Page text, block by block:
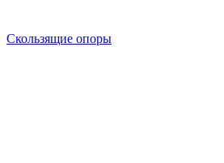
Скользящие опоры